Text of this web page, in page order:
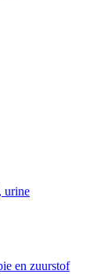
urine
en zuurstof